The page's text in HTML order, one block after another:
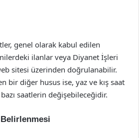
genel olarak kabul edilen
ilanlar veya Diyanet İşleri
sitesi üzerinden doğrulanabilir.
bir diğer husus ise, yaz ve kış saat
saatlerin değişebileceğidir.